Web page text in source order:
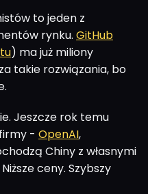
to jeden z
rynku. GitHub
) ma już miliony
takie rozwiązania, bo
Jeszcze rok temu
- OpenAI,
Chiny z własnymi
ceny. Szybszy